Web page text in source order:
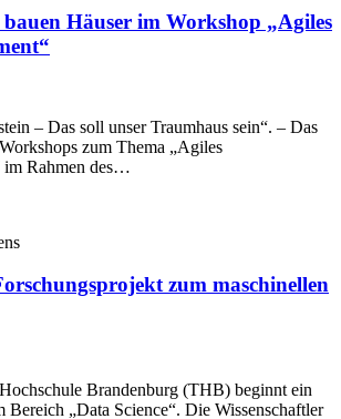
Häuser im Workshop „Agiles
– Das soll unser Traumhaus sein“. – Das
zum Thema „Agiles
im Rahmen des…
zum maschinellen
Brandenburg (THB) beginnt ein
Bereich „Data Science“. Die Wissenschaftler